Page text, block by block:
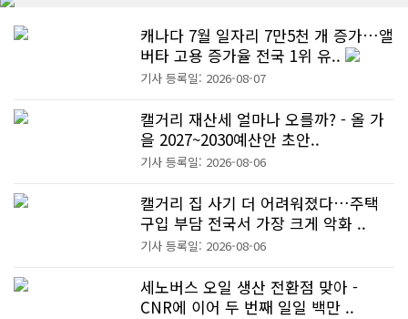
캐나다 7월 일자리 7만5천 개 증가…앨
버타 고용 증가율 전국 1위 유..
기사 등록일: 2026-08-07
캘거리 재산세 얼마나 오를까? - 올 가
을 2027~2030예산안 초안..
기사 등록일: 2026-08-06
캘거리 집 사기 더 어려워졌다…주택
구입 부담 전국서 가장 크게 악화 ..
기사 등록일: 2026-08-06
세노버스 오일 생산 전환점 맞아 -
CNR에 이어 두 번째 일일 백만 ..